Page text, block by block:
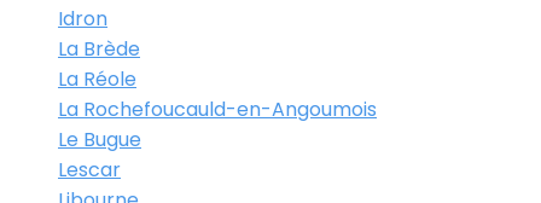
Idron
La Brède
La Réole
La Rochefoucauld-en-Angoumois
Le Bugue
Lescar